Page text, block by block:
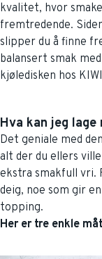
kvalitet, hvor
fremtredende.
slipper du å finne
balansert smak
kjøledisken hos
Hva kan jeg
Det geniale med
alt der du ellers
ekstra smakfull vri.
deig, noe som gir
topping.
Her er tre enkle